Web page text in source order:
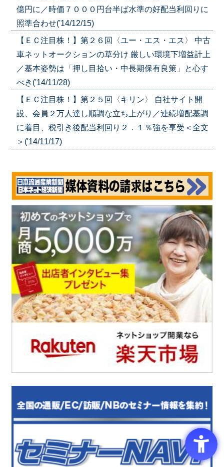
億円に／時価７０００円台半ば水準の好配当利回りに
照準合わせ('14/12/15)
【ＥＣ注目株！】第２６回〈ユー・エス・エス〉 中古
車ネットオークションの草分け 厳しい環境下増益計上
／基本姿勢は「押し目拾い・中長期保有良策」と心す
べき('14/11/28)
【ＥＣ注目株！】第２５回〈キリン〉 自社サイト開
設、会員２万人達し順調な立ち上がり／連続増配基調
に着目、税引き後配当利回り２．１％強を享受＜全文
＞('14/11/17)